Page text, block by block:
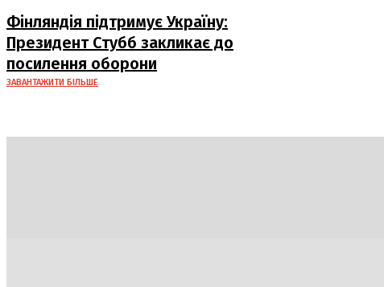
кінця: очікується похолодання
Фінляндія підтримує Україну:
Президент Стубб закликає до
посилення оборони
ЗАВАНТАЖИТИ БІЛЬШЕ